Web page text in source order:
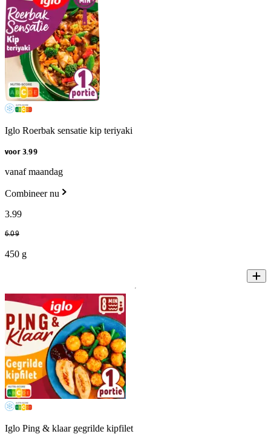
Iglo Roerbak sensatie kip teriyaki
voor 3.99
vanaf maandag
Combineer nu
3.99
6.09
450 g
Iglo Ping & klaar gegrilde kipfilet